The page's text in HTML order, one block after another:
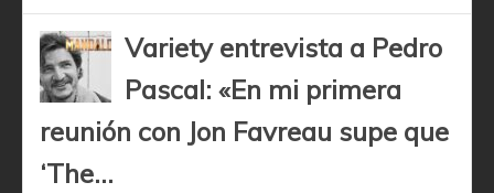
Variety entrevista a Pedro
Pascal: «En mi primera
reunión con Jon Favreau supe que
‘The...